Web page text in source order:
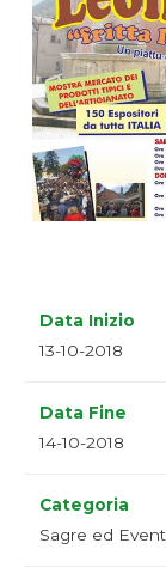
Data Inizio
13-10-2018
Data Fine
14-10-2018
Categoria
Sagre ed